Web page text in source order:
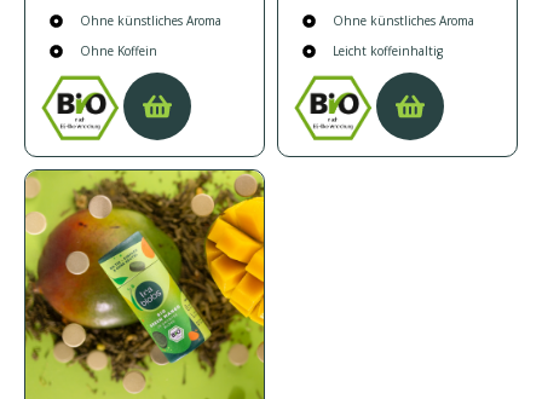
Ohne künstliches Aroma
Ohne Koffein
Ohne künstliches Aroma
Leicht koffeinhaltig